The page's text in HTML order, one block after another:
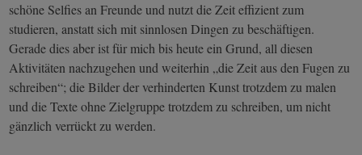
schöne Selfies an Freunde und nutzt die Zeit effizient zum
studieren, anstatt sich mit sinnlosen Dingen zu beschäftigen.
Gerade dies aber ist für mich bis heute ein Grund, all diesen
Aktivitäten nachzugehen und weiterhin „die Zeit aus den Fugen zu
schreiben“; die Bilder der verhinderten Kunst trotzdem zu malen
und die Texte ohne Zielgruppe trotzdem zu schreiben, um nicht
gänzlich verrückt zu werden.